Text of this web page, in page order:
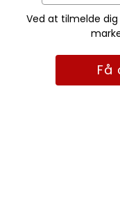
Ved at tilmelde
Få